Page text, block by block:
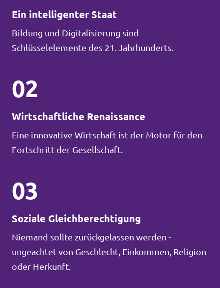
Ein intelligenter Staat
Bildung und Digitalisierung sind
Schlüsselelemente des 21. Jahrhunderts.
02
Wirtschaftliche Renaissance
Eine innovative Wirtschaft ist der Motor für den
Fortschritt der Gesellschaft.
03
Soziale Gleichberechtigung
Niemand sollte zurückgelassen werden -
ungeachtet von Geschlecht, Einkommen, Religion
oder Herkunft.